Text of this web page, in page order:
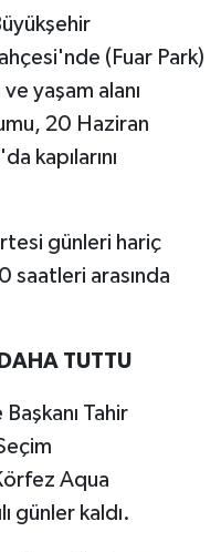
(Fuar Park)
yaşam alanı
20 Haziran
kapılarını
günleri hariç
saatleri arasında
TUTTU
Tahir
Aqua
günler kaldı.